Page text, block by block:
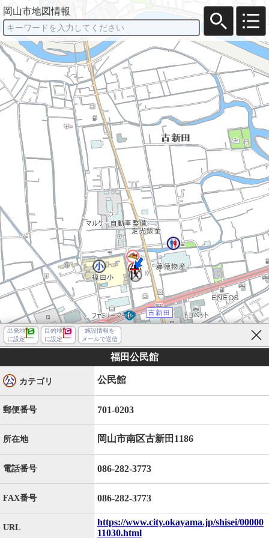
岡山市南区古新田
岡山市地図情報
出発地
に設定
目的地
に設定
施設情報を
メールで送信
福田公民館
カテゴリ 公民館
郵便番号 701-0203
所在地 岡山市南区古新田1186
電話番号 086-282-3773
FAX番号 086-282-3773
URL
https://www.city.okayama.jp/shisei/00000
11030.html